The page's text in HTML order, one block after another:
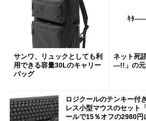
サンワ、リュックとしても利
用できる容量30Lのキャリー
バッグ
ネット死
―!!」の元
ロジクールのテンキー付
レス小型マウスのセット
ールで15％オフの2980円